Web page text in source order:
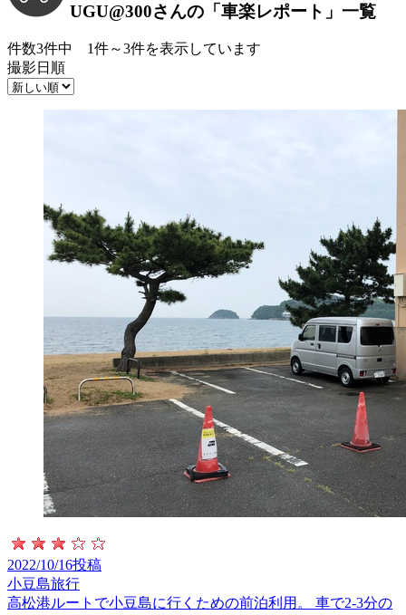
UGU@300さんの 「車楽レポート」 一覧
件数3件中 1件～3件を表示しています
撮影日順
2022/10/16投稿
小豆島旅行
高松港ルートで小豆島に行くための前泊利用。 車で2-3分の